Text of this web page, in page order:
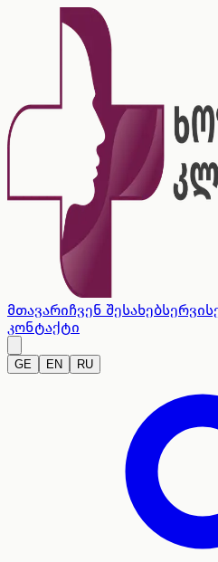
მთავარიჩვენ შესახებ
კონტაქტი
GE EN RU